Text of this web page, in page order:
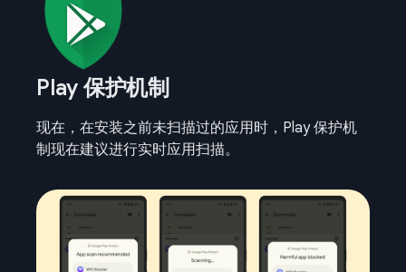
Play 保护机制
现在，在安装之前未扫描过的应用时，Play 保护机
制现在建议进行实时应用扫描。